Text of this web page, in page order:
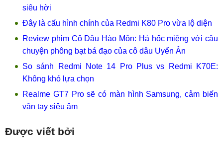
siêu hời
Đây là cấu hình chính của Redmi K80 Pro vừa lộ diện
Review phim Cô Dâu Hào Môn: Há hốc miệng với câu
chuyện phông bạt bá đạo của cô dâu Uyển Ân
So sánh Redmi Note 14 Pro Plus vs Redmi K70E:
Không khó lựa chọn
Realme GT7 Pro sẽ có màn hình Samsung, cảm biến
vân tay siêu âm
Được viết bởi